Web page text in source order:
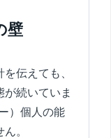
壁
伝えても、
続いていま
）個人の能
。